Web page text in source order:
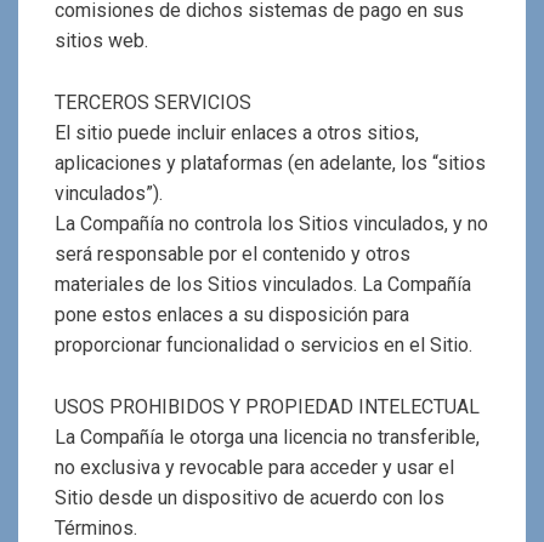
comisiones de dichos sistemas de pago en sus
sitios web.
TERCEROS SERVICIOS
El sitio puede incluir enlaces a otros sitios,
aplicaciones y plataformas (en adelante, los “sitios
vinculados”).
La Compañía no controla los Sitios vinculados, y no
será responsable por el contenido y otros
materiales de los Sitios vinculados. La Compañía
pone estos enlaces a su disposición para
proporcionar funcionalidad o servicios en el Sitio.
USOS PROHIBIDOS Y PROPIEDAD INTELECTUAL
La Compañía le otorga una licencia no transferible,
no exclusiva y revocable para acceder y usar el
Sitio desde un dispositivo de acuerdo con los
Términos.